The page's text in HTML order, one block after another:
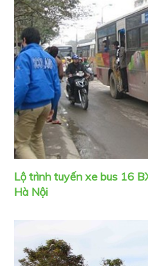
Lộ trình tuyến xe bus 16
Hà Nội